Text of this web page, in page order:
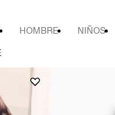
HOMBRE NIÑOS